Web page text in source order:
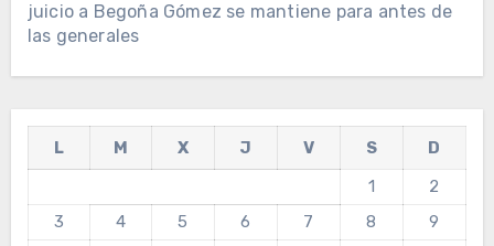
juicio a Begoña Gómez se mantiene para antes de
las generales
L M X J V S
D
1
2
3
4 5 6 7 8
9